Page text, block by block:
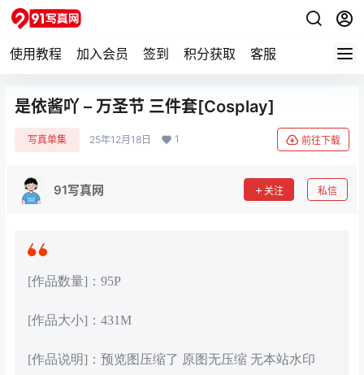
使用教程 加入会员 签到 积分获取 客服
是依酱吖 – 万圣节 三件套[Cosplay]
写真单集 25年12月18日 1 前往下载
91写真网 关注 私信
[作品数量]：95P
[作品大小]：431M
[作品说明]：预览图压缩了 原图无压缩 无本站水印